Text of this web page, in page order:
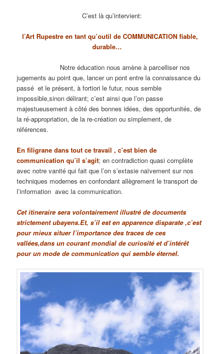
C’est là qu’intervient:
l’Art Rupestre en tant qu’outil de COMMUNICATION fiable,
durable…
Notre éducation nous amène à parcelliser nos
jugements au point que, lancer un pont entre la connaissance du
passé et le présent, à fortiori le futur, nous semble
impossible,sinon délirant; c’est ainsi que l’on passe
majestueusement à côté des bonnes idées, des opportunités, de
la ré-appropriation, de la re-création ou simplement, de
références.
En filigrane dans tout ce travail , c’est bien de
communication qu’il s’agit; en contradiction quasi complète
avec notre vanité qui fait que l’on s’extasie naïvement sur nos
techniques modernes en confondant allègrement le transport de
l’information avec la communication.
Cet itineraire sera volontairement illustré de documents
strictement ubayens.Et, s’il est en apparence disparate ,c’est
pour mieux situer l’importance des traces de ces
vallées,dans un courant mondial de curiosité et d’intérêt
pour un mode de communication qui semble éternel.